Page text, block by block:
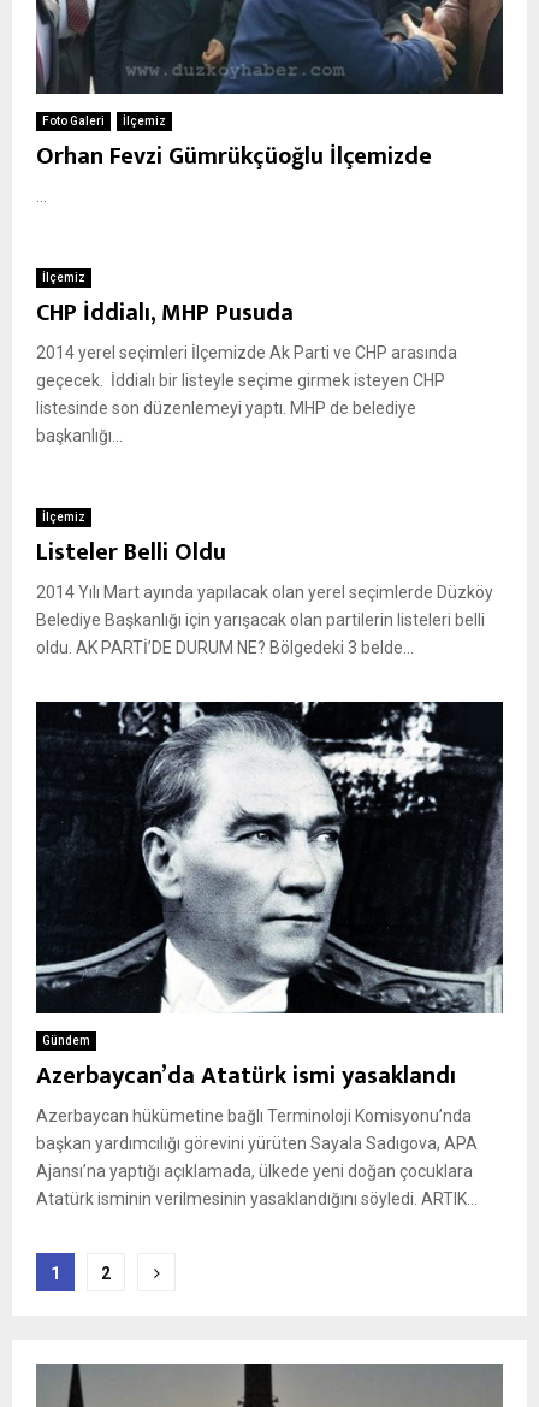
Foto Galeri İlçemiz
Orhan Fevzi Gümrükçüoğlu İlçemizde
İlçemiz
CHP İddialı, MHP Pusuda
2014 yerel seçimleri İlçemizde Ak Parti ve CHP arasında
geçecek. İddialı bir listeyle seçime girmek isteyen CHP
listesinde son düzenlemeyi yaptı. MHP de belediye
başkanlığı...
İlçemiz
Listeler Belli Oldu
2014 Yılı Mart ayında yapılacak olan yerel seçimlerde Düzköy
Belediye Başkanlığı için yarışacak olan partilerin listeleri belli
oldu. AK PARTİ’DE DURUM NE? Bölgedeki 3 belde...
Gündem
Azerbaycan’da Atatürk ismi yasaklandı
Azerbaycan hükümetine bağlı Terminoloji Komisyonu’nda
başkan yardımcılığı görevini yürüten Sayala Sadıgova, APA
Ajansı’na yaptığı açıklamada, ülkede yeni doğan çocuklara
Atatürk isminin verilmesinin yasaklandığını söyledi. ARTIK...
Yazı
1 2